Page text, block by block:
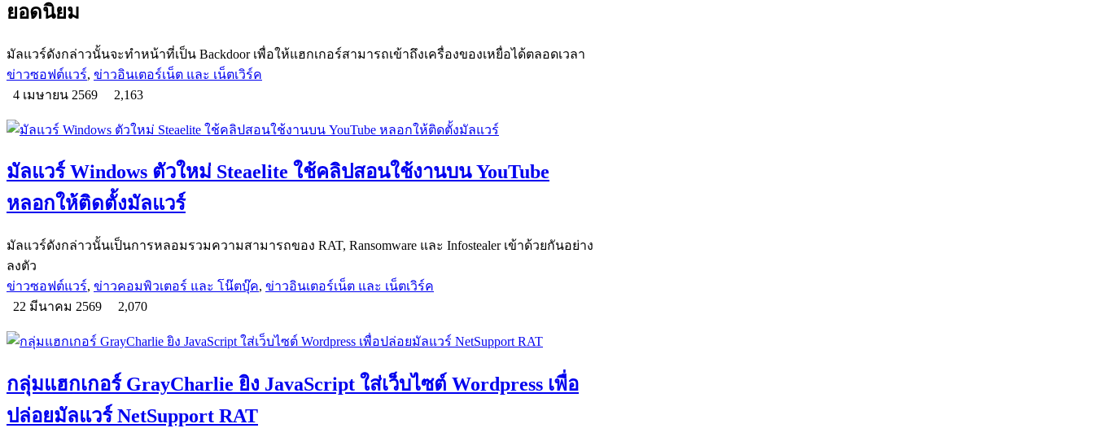
ยอดนิยม
มัลแวร์ดังกล่าวนั้นจะทำหน้าที่เป็น Backdoor เพื่อให้แฮกเกอร์สามารถเข้าถึงเครื่องของเหยื่อได้ตลอดเวลา
ข่าวซอฟต์แวร์, ข่าวอินเตอร์เน็ต และ เน็ตเวิร์ค
4 เมษายน 2569
2,163
มัลแวร์ Windows ตัวใหม่ Steaelite ใช้คลิปสอนใช้งานบน YouTube
หลอกให้ติดตั้งมัลแวร์
มัลแวร์ดังกล่าวนั้นเป็นการหลอมรวมความสามารถของ RAT, Ransomware และ Infostealer เข้าด้วยกันอย่าง
ลงตัว
ข่าวซอฟต์แวร์, ข่าวคอมพิวเตอร์ และ โน๊ตบุ๊ค, ข่าวอินเตอร์เน็ต และ เน็ตเวิร์ค
22 มีนาคม 2569
2,070
กลุ่มแฮกเกอร์ GrayCharlie ยิง JavaScript ใส่เว็บไซต์ Wordpress เพื่อ
ปล่อยมัลแวร์ NetSupport RAT